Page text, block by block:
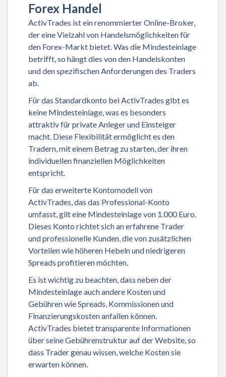
Forex Handel
ActivTrades ist ein renommierter Online-Broker,
der eine Vielzahl von Handelsmöglichkeiten für
den Forex-Markt bietet. Was die Mindesteinlage
betrifft, so hängt dies von den Handelskonten
und den spezifischen Anforderungen des Traders
ab.
Für das Standardkonto bei ActivTrades gibt es
keine Mindesteinlage, was es besonders
attraktiv für private Anleger und Einsteiger
macht. Diese Flexibilität ermöglicht es den
Tradern, mit einem Betrag zu starten, der ihren
individuellen finanziellen Möglichkeiten
entspricht.
Für das erweiterte Kontomodell von
ActivTrades, das das Professional-Konto
umfasst, gilt eine Mindesteinlage von 1.000 Euro.
Dieses Konto richtet sich an erfahrene Trader
und professionelle Kunden, die von zusätzlichen
Vorteilen wie höheren Hebeln und niedrigeren
Spreads profitieren möchten.
Es ist wichtig zu beachten, dass neben der
Mindesteinlage auch andere Kosten und
Gebühren wie Spreads, Kommissionen und
Finanzierungskosten anfallen können.
ActivTrades bietet transparente Informationen
über seine Gebührenstruktur auf der Website, so
dass Trader genau wissen, welche Kosten sie
erwarten können.